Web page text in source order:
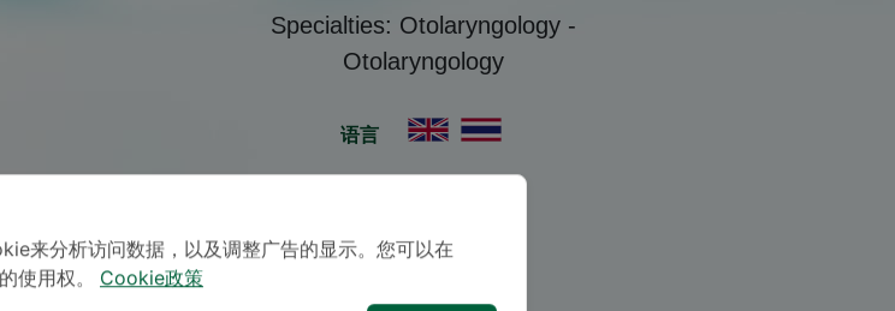
Specialties: Otolaryngology -
Otolaryngology
语言
来分析访问数据，以及调整广告的显示。您可以在
使用权。
Cookie政策